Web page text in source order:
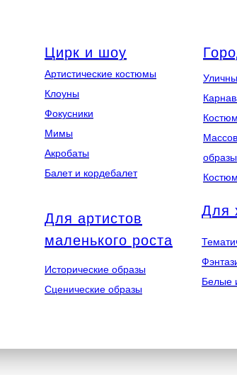
образы
Белые
Для
Исторические образы
Сценические образы
Для артистов
маленького роста
Артистические костюмы
Клоуны
Фокусники
Мимы
Акробаты
Балет и кордебалет
Цирк и шоу